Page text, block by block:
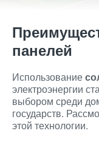
панелей
Использование
электроэнергии
выбором среди
государств.
этой технологии.